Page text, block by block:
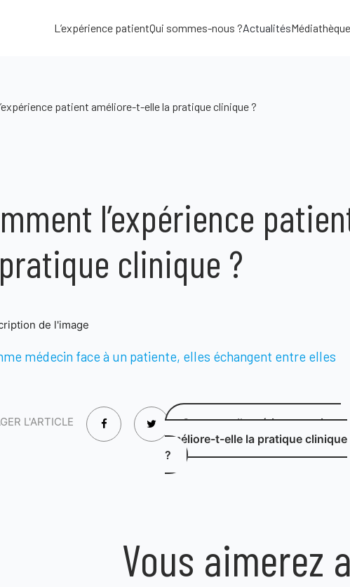
L’expérience patientQui sommes-nous ?Actualités
patient améliore-t-elle la pratique clinique ?
l’expérience
clinique ?
L'ARTICLE
Comment l’expérience patient
améliore-t-elle la pratique clinique
?
Vous aimerez